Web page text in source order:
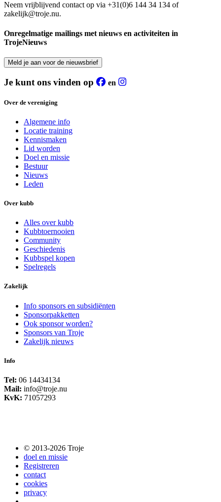
Neem vrijblijvend contact op via +31(0)6 144 34 134 of
zakelijk@troje.nu.
Onregelmatige mailings met nieuws en activiteiten in
TrojeNieuws
Meld je aan voor de nieuwsbrief
Je kunt ons vinden op en
Over de vereniging
Algemene info
Locatie training
Kennismaken
Lid worden
Doel en missie
Bestuur
Nieuws
Leden
Over kubb
Alles over kubb
Kubbtoernooien
Community
Geschiedenis
Kubbspel kopen
Spelregels
Zakelijk
Info sponsors en subsidiënten
Sponsorpakketten
Ook sponsor worden?
Sponsors van Troje
Zakelijk nieuws
Info
Tel: 06 14434134
Mail: info@troje.nu
KvK: 71057293
© 2013-2026 Troje
doel en missie
Registreren
contact
cookies
privacy